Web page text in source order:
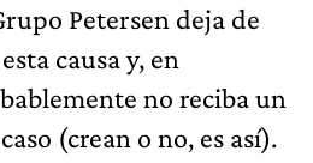
Petersen deja de
causa y, en
no reciba un
(crean o no, es así).